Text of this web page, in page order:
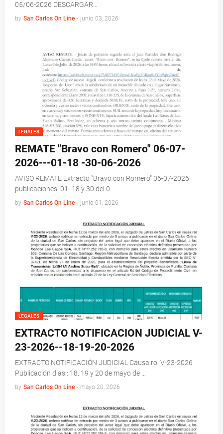
05/06-2026 DESCARGAR…
by San Carlos On Line - junio 03, 2026
LEGALES
REMATE "Bravo con Romero" 06-07-
2026---01-18 -30-06-2026
AVISO REMATE Extracto "Bravo con Romero" 06-07-2026
publicaciones: 01- 18 y 30 del 0…
by San Carlos On Line - junio 01, 2026
LEGALES
EXTRACTO NOTIFICACION JUDICIAL V-
23-2026--18-19-20-2026
EXTRACTO NOTIFICACIÓN JUDICIAL Causa rol V-23-2026
Publicación dias : 18, 19 y 20 de mayo de …
by San Carlos On Line - mayo 20, 2026